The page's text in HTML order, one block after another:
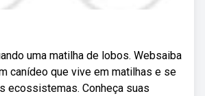
uma matilha de lobos. Websaiba
canídeo que vive em matilhas e se
ecossistemas. Conheça suas